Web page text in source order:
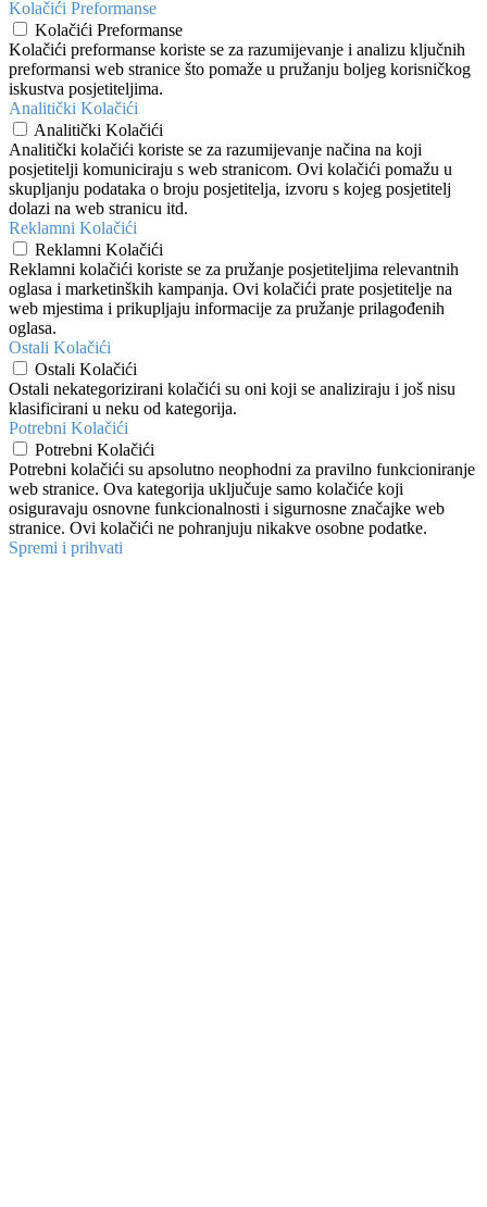
Kolačići Preformanse
Kolačići Preformanse
Kolačići preformanse koriste se za razumijevanje i analizu ključnih
preformansi web stranice što pomaže u pružanju boljeg korisničkog
iskustva posjetiteljima.
Analitički Kolačići
Analitički Kolačići
Analitički kolačići koriste se za razumijevanje načina na koji
posjetitelji komuniciraju s web stranicom. Ovi kolačići pomažu u
skupljanju podataka o broju posjetitelja, izvoru s kojeg posjetitelj
dolazi na web stranicu itd.
Reklamni Kolačići
Reklamni Kolačići
Reklamni kolačići koriste se za pružanje posjetiteljima relevantnih
oglasa i marketinških kampanja. Ovi kolačići prate posjetitelje na
web mjestima i prikupljaju informacije za pružanje prilagođenih
oglasa.
Ostali Kolačići
Ostali Kolačići
Ostali nekategorizirani kolačići su oni koji se analiziraju i još nisu
klasificirani u neku od kategorija.
Potrebni Kolačići
Potrebni Kolačići
Potrebni kolačići su apsolutno neophodni za pravilno funkcioniranje
web stranice. Ova kategorija uključuje samo kolačiće koji
osiguravaju osnovne funkcionalnosti i sigurnosne značajke web
stranice. Ovi kolačići ne pohranjuju nikakve osobne podatke.
Spremi i prihvati